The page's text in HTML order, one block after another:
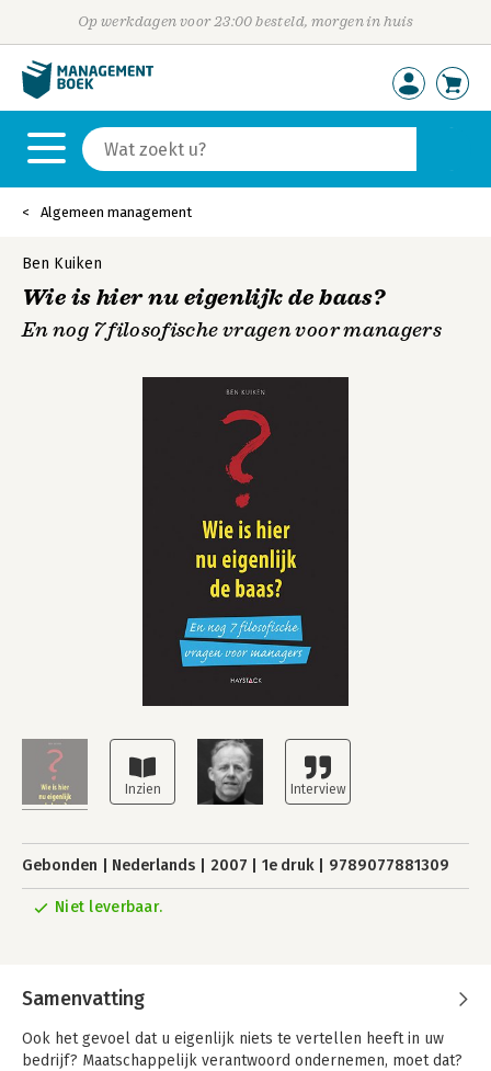
Op werkdagen voor 23:00 besteld, morgen in huis
Algemeen management
Ben Kuiken
Wie is hier nu eigenlijk de baas?
En nog 7 filosofische vragen voor managers
Gebonden Nederlands 2007 1e druk 9789077881309
Niet leverbaar.
Samenvatting
Ook het gevoel dat u eigenlijk niets te vertellen heeft in uw
bedrijf? Maatschappelijk verantwoord ondernemen, moet dat?